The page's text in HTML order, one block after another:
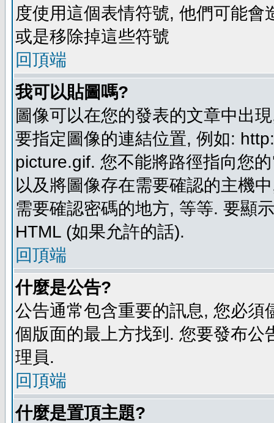
度使用這個表情符號, 他們可能
或是移除掉這些符號
回頂端
我可以貼圖嗎?
圖像可以在您的發表的文章中出
要指定圖像的連結位置, 例如:
picture.gif. 您不能將路徑指向您
以及將圖像存在需要確認的主機
需要確認密碼的地方, 等等. 要顯
HTML (如果允許的話).
回頂端
什麼是公告?
公告通常包含重要的訊息, 您必
個版面的最上方找到. 您要發布
理員.
回頂端
什麼是置頂主題?